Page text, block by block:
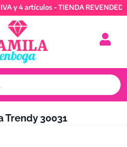
y 4 artículos - TIENDA
Trendy 30031